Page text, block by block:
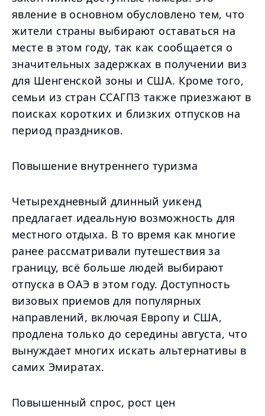
явление в основном обусловлено тем, что
жители страны выбирают оставаться на
месте в этом году, так как сообщается о
значительных задержках в получении виз
для Шенгенской зоны и США. Кроме того,
семьи из стран ССАГПЗ также приезжают в
поисках коротких и близких отпусков на
период праздников.
Повышение внутреннего туризма
Четырехдневный длинный уикенд
предлагает идеальную возможность для
местного отдыха. В то время как многие
ранее рассматривали путешествия за
границу, всё больше людей выбирают
отпуска в ОАЭ в этом году. Доступность
визовых приемов для популярных
направлений, включая Европу и США,
продлена только до середины августа, что
вынуждает многих искать альтернативы в
самих Эмиратах.
Повышенный спрос, рост цен